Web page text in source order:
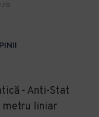
- Anti-Stat
metru liniar